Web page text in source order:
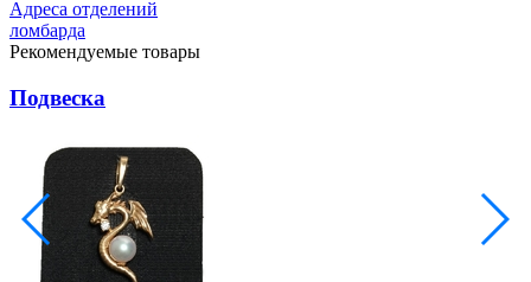
Адреса отделений
ломбарда
Рекомендуемые товары
Подвеска